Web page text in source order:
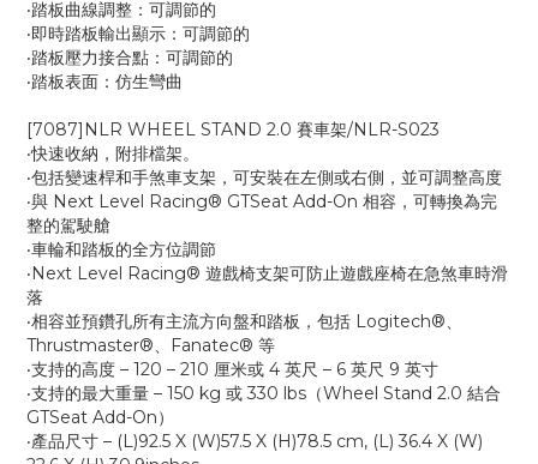
‧踏板曲線調整：可調節的
‧即時踏板輸出顯示：可調節的
‧踏板壓力接合點：可調節的
‧踏板表面：仿生彎曲
[7087]NLR WHEEL STAND 2.0 賽車架/NLR-S023
‧快速收納，附排檔架。
‧包括變速桿和手煞車支架，可安裝在左側或右側，並可調整高度
‧與 Next Level Racing® GTSeat Add-On 相容，可轉換為完
整的駕駛艙
‧車輪和踏板的全方位調節
‧Next Level Racing® 遊戲椅支架可防止遊戲座椅在急煞車時滑
落
‧相容並預鑽孔所有主流方向盤和踏板，包括 Logitech®、
Thrustmaster®、Fanatec® 等
‧支持的高度 – 120 – 210 厘米或 4 英尺 – 6 英尺 9 英寸
‧支持的最大重量 – 150 kg 或 330 lbs（Wheel Stand 2.0 結合
GTSeat Add-On）
‧產品尺寸 – (L)92.5 X (W)57.5 X (H)78.5 cm, (L) 36.4 X (W)